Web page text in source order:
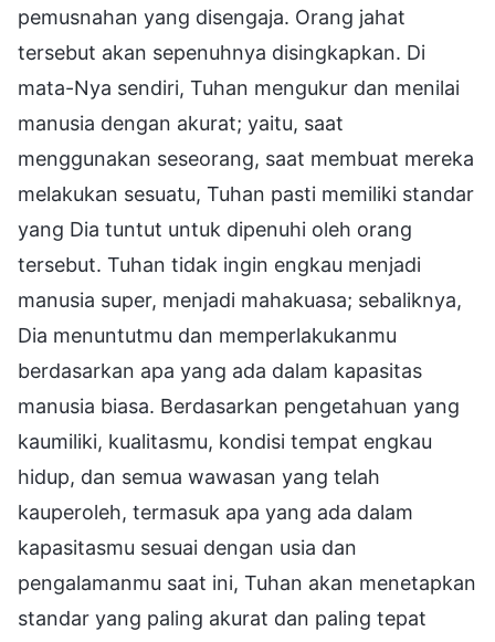
pemusnahan yang disengaja. Orang jahat
tersebut akan sepenuhnya disingkapkan. Di
mata-Nya sendiri, Tuhan mengukur dan menilai
manusia dengan akurat; yaitu, saat
menggunakan seseorang, saat membuat mereka
melakukan sesuatu, Tuhan pasti memiliki standar
yang Dia tuntut untuk dipenuhi oleh orang
tersebut. Tuhan tidak ingin engkau menjadi
manusia super, menjadi mahakuasa; sebaliknya,
Dia menuntutmu dan memperlakukanmu
berdasarkan apa yang ada dalam kapasitas
manusia biasa. Berdasarkan pengetahuan yang
kaumiliki, kualitasmu, kondisi tempat engkau
hidup, dan semua wawasan yang telah
kauperoleh, termasuk apa yang ada dalam
kapasitasmu sesuai dengan usia dan
pengalamanmu saat ini, Tuhan akan menetapkan
standar yang paling akurat dan paling tepat